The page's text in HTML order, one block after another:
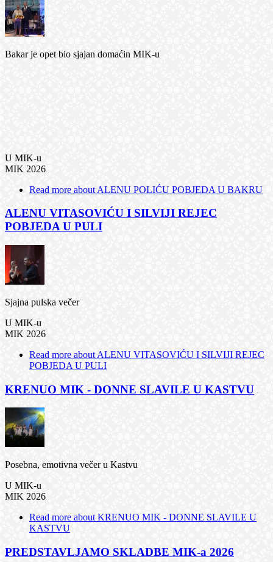
Bakar je opet bio sjajan domaćin MIK-u
U MIK-u
MIK 2026
Read more about ALENU POLIĆU POBJEDA U BAKRU
ALENU VITASOVIĆU I SILVIJI REJEC
POBJEDA U PULI
Sjajna pulska večer
U MIK-u
MIK 2026
Read more about ALENU VITASOVIĆU I SILVIJI REJEC
POBJEDA U PULI
KRENUO MIK - DONNE SLAVILE U KASTVU
Posebna, emotivna večer u Kastvu
U MIK-u
MIK 2026
Read more about KRENUO MIK - DONNE SLAVILE U
KASTVU
PREDSTAVLJAMO SKLADBE MIK-a 2026